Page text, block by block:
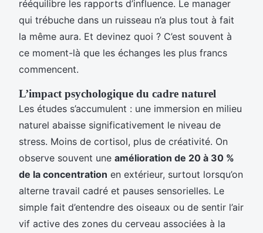
rééquilibre les rapports d’influence. Le manager
qui trébuche dans un ruisseau n’a plus tout à fait
la même aura. Et devinez quoi ? C’est souvent à
ce moment-là que les échanges les plus francs
commencent.
L’impact psychologique du cadre naturel
Les études s’accumulent : une immersion en milieu
naturel abaisse significativement le niveau de
stress. Moins de cortisol, plus de créativité. On
observe souvent une amélioration de 20 à 30 %
de la concentration en extérieur, surtout lorsqu’on
alterne travail cadré et pauses sensorielles. Le
simple fait d’entendre des oiseaux ou de sentir l’air
vif active des zones du cerveau associées à la